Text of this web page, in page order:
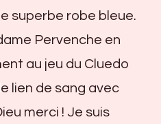
superbe robe bleue.
Pervenche en
au jeu du Cluedo
lien de sang avec
merci ! Je suis